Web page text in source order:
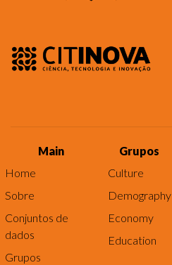
Main
Home
Sobre
Conjuntos de
dados
Grupos
Grupos
Culture
Demography
Economy
Education